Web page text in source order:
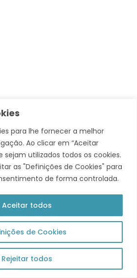
para lhe fornecer a melhor
Ao clicar em “Aceitar
sejam utilizados todos os cookies.
as "Definições de Cookies" para
de forma controlada.
de Cookies
Rejeitar todos
Aceitar todos
Acompanha +
Theme by Grace Themes